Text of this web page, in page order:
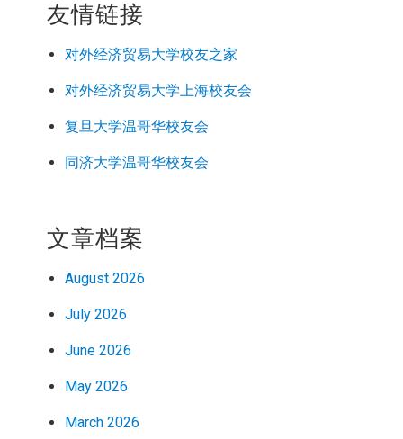
友情链接
对外经济贸易大学校友之家
对外经济贸易大学上海校友会
复旦大学温哥华校友会
同济大学温哥华校友会
文章档案
August 2026
July 2026
June 2026
May 2026
March 2026